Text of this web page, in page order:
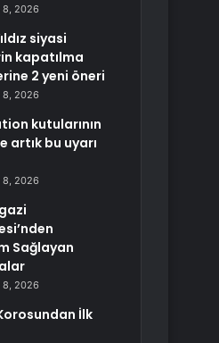
8, 2026
siyasi
kapatılma
2 yeni öneri
8, 2026
kutularının
artık bu uyarı
8, 2026
Sağlayan
8, 2026
İlk